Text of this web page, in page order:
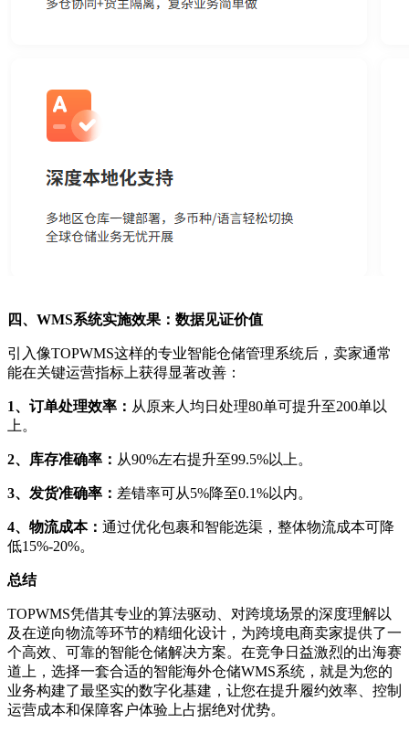
四、 WMS系统实施效果：数据见证价值
引入像TOPWMS这样的专业智能仓储管理系统后，卖家通常
能在关键运营指标上获得显著改善：
1、 订单处理效率： 从原来人均日处理80单可提升至200单以
上。
2、 库存准确率： 从90%左右提升至99.5%以上。
3、 发货准确率： 差错率可从5%降至0.1%以内。
4、 物流成本： 通过优化包裹和智能选渠，整体物流成本可降
低15%-20%。
总结
TOPWMS凭借其专业的算法驱动、对跨境场景的深度理解以
及在逆向物流等环节的精细化设计，为跨境电商卖家提供了一
个高效、可靠的智能仓储解决方案。在竞争日益激烈的出海赛
道上，选择一套合适的智能海外仓储WMS系统，就是为您的
业务构建了最坚实的数字化基建，让您在提升履约效率、控制
运营成本和保障客户体验上占据绝对优势。